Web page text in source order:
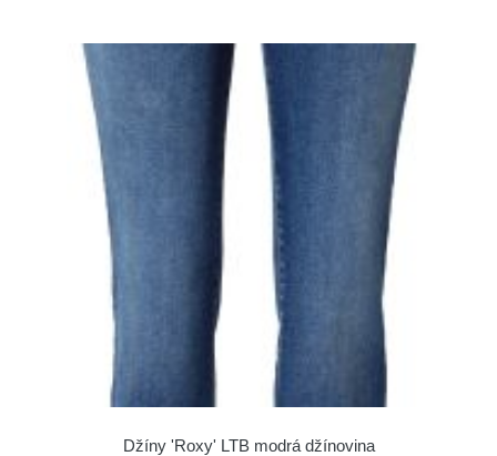
Džíny 'Roxy' LTB modrá džínovina